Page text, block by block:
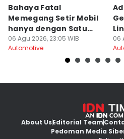
Bahaya Fatal
Memegang Setir Mobil
hanya dengan Satu
Tangan
06 Agu 2026, 23:05 WIB
Automotive
06
About UsEditorial Team
Pedoman Media